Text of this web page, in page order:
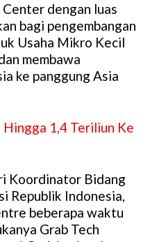
dengan luas
bagi pengembangan
Usaha Mikro Kecil
membawa
ke panggung Asia
1,4 Teriliun Ke
Koordinator Bidang
Republik Indonesia,
beberapa waktu
Grab Tech